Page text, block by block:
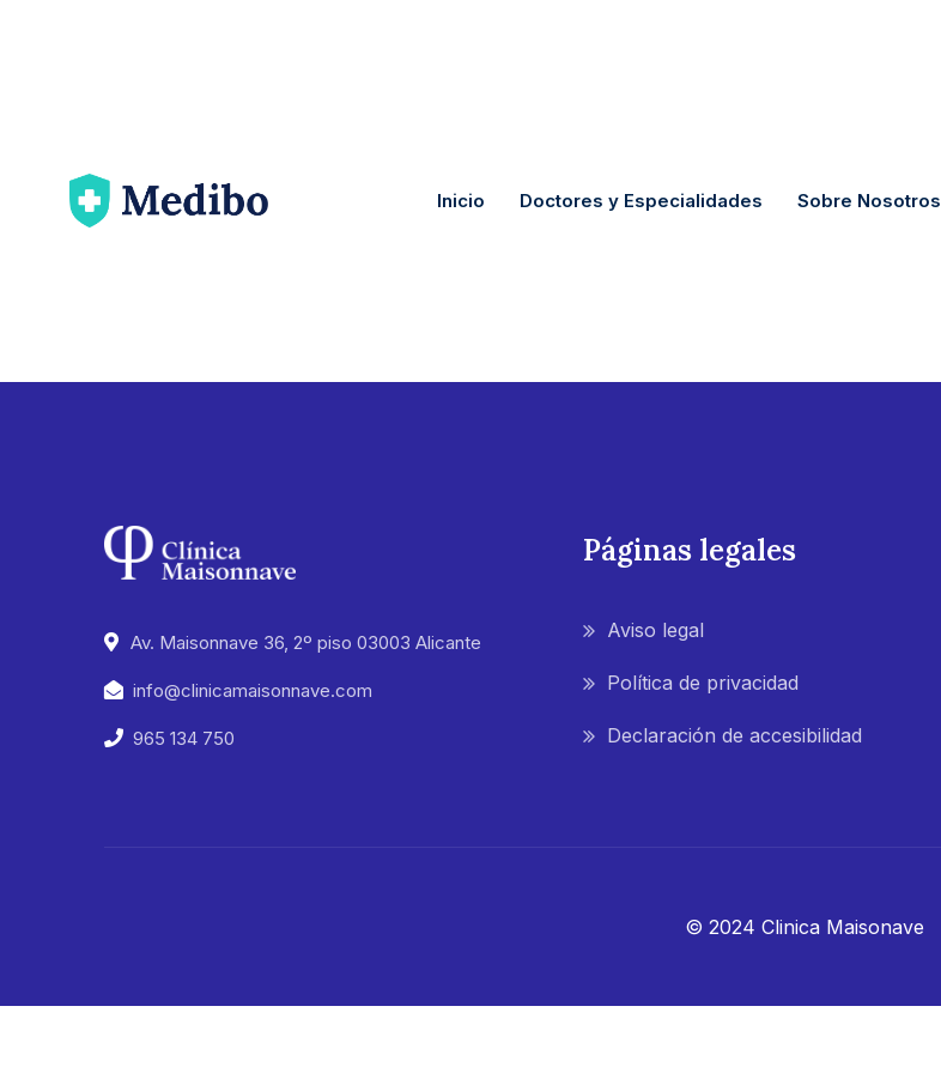
Inicio Doctores y Especialidades Sobre Nosotros
Av. Maisonnave 36, 2º piso 03003 Alicante
info@clinicamaisonnave.com
965 134 750
Páginas legales
Aviso legal
Política de privacidad
Declaración de accesibilidad
© 2024 Clinica Maisonave